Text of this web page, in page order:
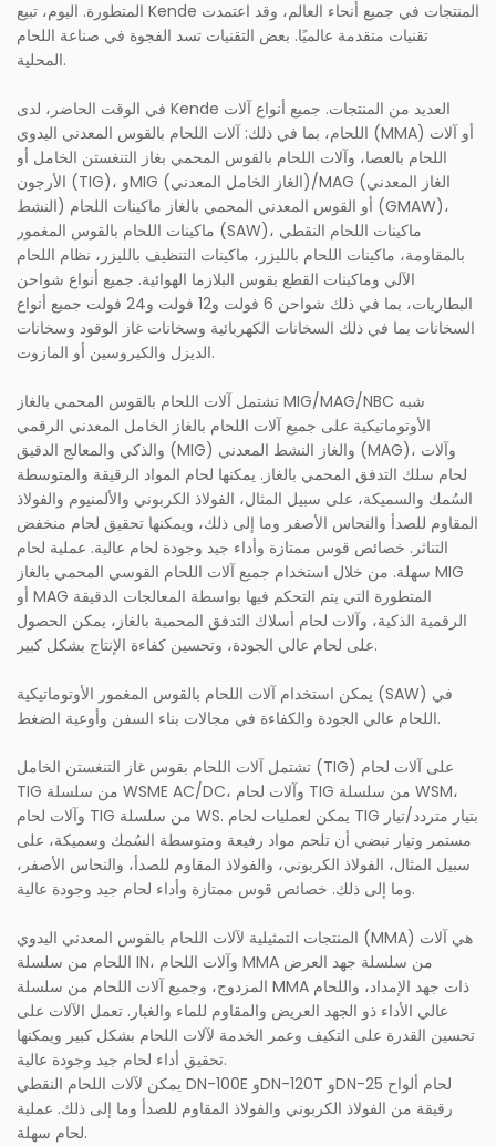
المتطورة. اليوم، تبيع Kende المنتجات في جميع أنحاء العالم، وقد اعتمدت
تقنيات متقدمة عالميًا. بعض التقنيات تسد الفجوة في صناعة اللحام
المحلية.
في الوقت الحاضر، لدى Kende العديد من المنتجات. جميع أنواع آلات
اللحام، بما في ذلك: آلات اللحام بالقوس المعدني اليدوي (MMA) أو آلات
اللحام بالعصا، وآلات اللحام بالقوس المحمي بغاز التنغستن الخامل أو
الأرجون (TIG)، وMIG (الغاز الخامل المعدني)/MAG (الغاز المعدني
النشط) أو القوس المعدني المحمي بالغاز ماكينات اللحام (GMAW)،
ماكينات اللحام بالقوس المغمور (SAW)، ماكينات اللحام النقطي
بالمقاومة، ماكينات اللحام بالليزر، ماكينات التنظيف بالليزر، نظام اللحام
الآلي وماكينات القطع بقوس البلازما الهوائية. جميع أنواع شواحن
البطاريات، بما في ذلك شواحن 6 فولت و12 فولت و24 فولت جميع أنواع
السخانات بما في ذلك السخانات الكهربائية وسخانات غاز الوقود وسخانات
الديزل والكيروسين أو المازوت.
تشتمل آلات اللحام بالقوس المحمي بالغاز MIG/MAG/NBC شبه
الأوتوماتيكية على جميع آلات اللحام بالغاز الخامل المعدني الرقمي
والذكي والمعالج الدقيق (MIG) والغاز النشط المعدني (MAG)، وآلات
لحام سلك التدفق المحمي بالغاز. يمكنها لحام المواد الرقيقة والمتوسطة
السُمك والسميكة، على سبيل المثال، الفولاذ الكربوني والألمنيوم والفولاذ
المقاوم للصدأ والنحاس الأصفر وما إلى ذلك، ويمكنها تحقيق لحام منخفض
التناثر. خصائص قوس ممتازة وأداء جيد وجودة لحام عالية. عملية لحام
سهلة. من خلال استخدام جميع آلات اللحام القوسي المحمي بالغاز MIG
أو MAG المتطورة التي يتم التحكم فيها بواسطة المعالجات الدقيقة
الرقمية الذكية، وآلات لحام أسلاك التدفق المحمية بالغاز، يمكن الحصول
على لحام عالي الجودة، وتحسين كفاءة الإنتاج بشكل كبير.
يمكن استخدام آلات اللحام بالقوس المغمور الأوتوماتيكية (SAW) في
اللحام عالي الجودة والكفاءة في مجالات بناء السفن وأوعية الضغط.
تشتمل آلات اللحام بقوس غاز التنغستن الخامل (TIG) على آلات لحام
TIG من سلسلة WSME AC/DC، وآلات لحام TIG من سلسلة WSM،
وآلات لحام TIG من سلسلة WS. يمكن لعمليات لحام TIG بتيار متردد/تيار
مستمر وتيار نبضي أن تلحم مواد رفيعة ومتوسطة السُمك وسميكة، على
سبيل المثال، الفولاذ الكربوني، والفولاذ المقاوم للصدأ، والنحاس الأصفر،
وما إلى ذلك. خصائص قوس ممتازة وأداء لحام جيد وجودة عالية.
المنتجات التمثيلية لآلات اللحام بالقوس المعدني اليدوي (MMA) هي آلات
اللحام من سلسلة IN، وآلات اللحام MMA من سلسلة جهد العرض
المزدوج، وجميع آلات اللحام من سلسلة MMA ذات جهد الإمداد، واللحام
عالي الأداء ذو ​​الجهد العريض والمقاوم للماء والغبار. تعمل الآلات على
تحسين القدرة على التكيف وعمر الخدمة لآلات اللحام بشكل كبير ويمكنها
تحقيق أداء لحام جيد وجودة عالية.
يمكن لآلات اللحام النقطي DN-100E وDN-120T وDN-25 لحام ألواح
رقيقة من الفولاذ الكربوني والفولاذ المقاوم للصدأ وما إلى ذلك. عملية
لحام سهلة.